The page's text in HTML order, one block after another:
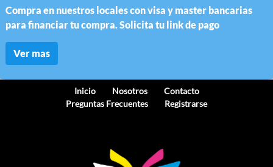
Compra en nuestros locales con visa y master bancarias
para financiar tu compra. Solicita tu link de pago
Ver mas
Inicio Nosotros
Contacto
Preguntas Frecuentes
Registrarse